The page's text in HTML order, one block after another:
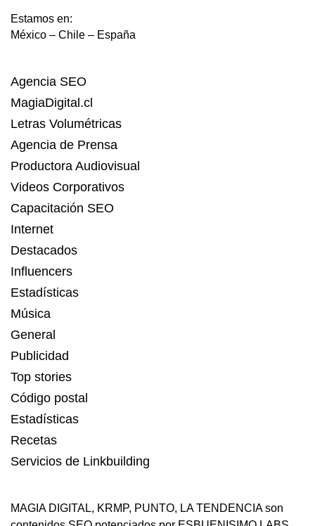
Estamos en:
México – Chile – España
Agencia SEO
MagiaDigital.cl
Letras Volumétricas
Agencia de Prensa
Productora Audiovisual
Videos Corporativos
Capacitación SEO
Internet
Destacados
Influencers
Estadísticas
Música
General
Publicidad
Top stories
Código postal
Estadísticas
Recetas
Servicios de Linkbuilding
MAGIA DIGITAL, KRMP, PUNTO, LA TENDENCIAson